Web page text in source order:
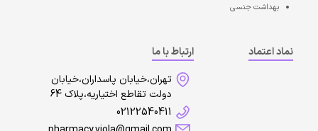
بهداشت جنسی
نماد اعتماد
ارتباط با ما
تهران،خیابان پاسداران،خیابان
دولت تقاطع اختیاریه،پلاک 64
02122540411